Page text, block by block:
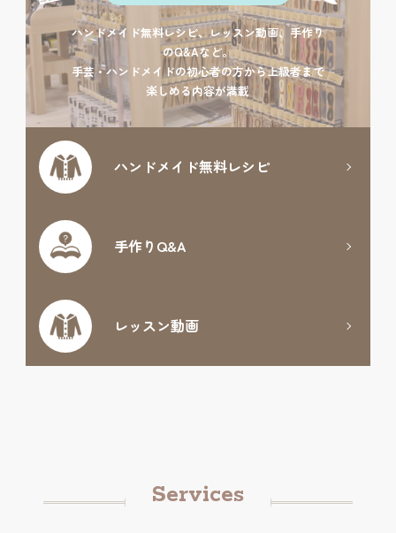
ハンドメイド無料レシピ、レッスン動画、手作り
のQ&Aなど。
手芸・ハンドメイドの初心者の方から上級者まで
楽しめる内容が満載
ハンドメイド無料レシピ
手作りQ&A
レッスン動画
Services